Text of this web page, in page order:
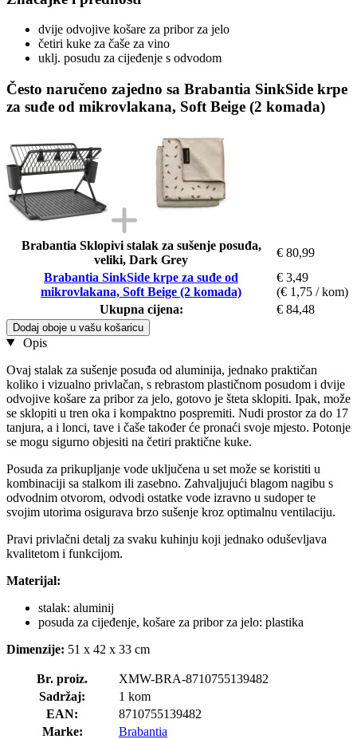
dvije odvojive košare za pribor za jelo
četiri kuke za čaše za vino
uklj. posudu za cijeđenje s odvodom
Često naručeno zajedno sa Brabantia SinkSide krpe
za suđe od mikrovlakana, Soft Beige (2 komada)
Brabantia Sklopivi stalak za sušenje posuđa,
veliki, Dark Grey
€ 80,99
Brabantia SinkSide krpe za suđe od
mikrovlakana, Soft Beige (2 komada)
€ 3,49
(€ 1,75 / kom)
Ukupna cijena:
€ 84,48
Dodaj oboje u vašu košaricu
Opis
Ovaj stalak za sušenje posuđa od aluminija, jednako praktičan
koliko i vizualno privlačan, s rebrastom plastičnom posudom i dvije
odvojive košare za pribor za jelo, gotovo je šteta sklopiti. Ipak, može
se sklopiti u tren oka i kompaktno pospremiti. Nudi prostor za do 17
tanjura, a i lonci, tave i čaše također će pronaći svoje mjesto. Potonje
se mogu sigurno objesiti na četiri praktične kuke.
Posuda za prikupljanje vode uključena u set može se koristiti u
kombinaciji sa stalkom ili zasebno. Zahvaljujući blagom nagibu s
odvodnim otvorom, odvodi ostatke vode izravno u sudoper te
svojim utorima osigurava brzo sušenje kroz optimalnu ventilaciju.
Pravi privlačni detalj za svaku kuhinju koji jednako oduševljava
kvalitetom i funkcijom.
Materijal:
stalak: aluminij
posuda za cijeđenje, košare za pribor za jelo: plastika
Dimenzije: 51 x 42 x 33 cm
Br. proiz.
XMW-BRA-8710755139482
Sadržaj:
1 kom
EAN:
8710755139482
Marke:
Brabantia